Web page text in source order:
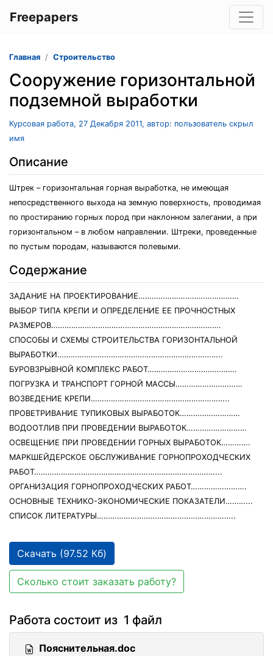
Freepapers
Главная Строительство
Сооружение горизонтальной
подземной выработки
Курсовая работа, 27 Декабря 2011, автор: пользователь скрыл
имя
Описание
Штрек – горизонтальная горная выработка, не имеющая
непосредственного выхода на земную поверхность, проводимая
по простиранию горных пород при наклонном залегании, а при
горизонтальном – в любом направлении. Штреки, проведенные
по пустым породам, называются полевыми.
Содержание
ЗАДАНИЕ НА ПРОЕКТИРОВАНИЕ………………………………………
ВЫБОР ТИПА КРЕПИ И ОПРЕДЕЛЕНИЕ ЕЕ ПРОЧНОСТНЫХ
РАЗМЕРОВ………………………………………………………………….
СПОСОБЫ И СХЕМЫ СТРОИТЕЛЬСТВА ГОРИЗОНТАЛЬНОЙ
ВЫРАБОТКИ………………………………………………………………..
БУРОВЗРЫВНОЙ КОМПЛЕКС РАБОТ………………………………….
ПОГРУЗКА И ТРАНСПОРТ ГОРНОЙ МАССЫ…………………………
ВОЗВЕДЕНИЕ КРЕПИ……………………………………………………..
ПРОВЕТРИВАНИЕ ТУПИКОВЫХ ВЫРАБОТОК………………………
ВОДООТЛИВ ПРИ ПРОВЕДЕНИИ ВЫРАБОТОК………………………
ОСВЕЩЕНИЕ ПРИ ПРОВЕДЕНИИ ГОРНЫХ ВЫРАБОТОК………….
МАРКШЕЙДЕРСКОЕ ОБСЛУЖИВАНИЕ ГОРНОПРОХОДЧЕСКИХ
РАБОТ………………………………………………………………………...
ОРГАНИЗАЦИЯ ГОРНОПРОХОДЧЕСКИХ РАБОТ…………………….
ОСНОВНЫЕ ТЕХНИКО-ЭКОНОМИЧЕСКИЕ ПОКАЗАТЕЛИ………...
СПИСОК ЛИТЕРАТУРЫ……………………………………………………..
Скачать (97.52 Кб)
Сколько стоит заказать работу?
Работа состоит из 1 файл
Пояснительная.doc